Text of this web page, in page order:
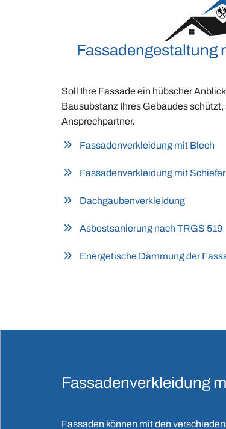
Fassadengestaltung
Soll Ihre Fassade ein hübscher
Bausubstanz Ihres Gebäudes
Ansprechpartner.
Fassadenverkleidung mit Blech
Fassadenverkleidung mit Schiefer
Dachgaubenverkleidung
Asbestsanierung nach TRGS 519
Energetische Dämmung der
Fassadenverkleidung
Fassaden können mit den